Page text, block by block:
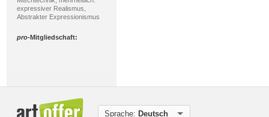
expressiver Realismus,
Abstrakter Expressionismus
pro-Mitgliedschaft:
Sprache: Deutsch